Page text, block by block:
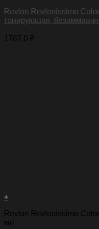
Revlon Revlonissimo
тонирующая,
1787,0 ₽
+
Revlon Revlonissimo
мл